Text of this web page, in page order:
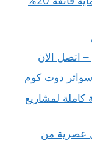
دوت كوم
لمشاريع
عصرية من